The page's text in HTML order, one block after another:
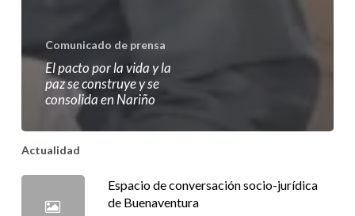
Comunicado de prensa
El pacto por la vida y la
paz se construye y se
consolida en Nariño
Actualidad
Espacio de conversación socio-jurídica
de Buenaventura